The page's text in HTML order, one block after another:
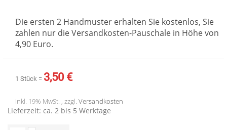
Die ersten 2 Handmuster erhalten Sie kostenlos, Sie
zahlen nur die Versandkosten-Pauschale in Höhe von
4,90 Euro.
1 Stück = 3,50 €
Inkl. 19% MwSt. , zzgl. Versandkosten
Lieferzeit: ca. 2 bis 5 Werktage